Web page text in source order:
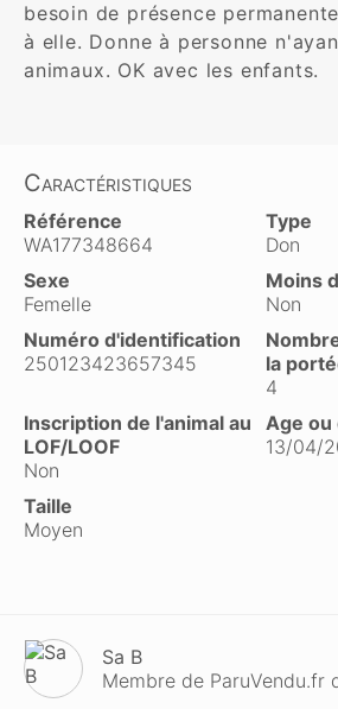
besoin de présence
à elle. Donne à personne
animaux. OK avec les enfants.
Caractéristiques
Référence
WA177348664
Type
Don
Sexe
Femelle
Moins
Non
Numéro d'identification
250123423657345
la
4
Inscription de l'animal au
LOF/LOOF
Non
Age ou
13/04/
Taille
Moyen
Sa B
Membre de ParuVendu.fr